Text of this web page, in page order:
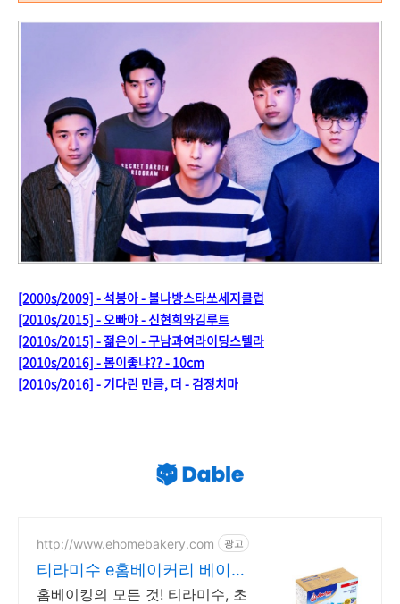
[2000s/2009] - 석봉아 - 불나방스타쏘세지클럽
[2010s/2015] - 오빠야 - 신현희와김루트
[2010s/2015] - 젊은이 - 구남과여라이딩스텔라
[2010s/2016] - 봄이좋냐?? - 10cm
[2010s/2016] - 기다린 만큼, 더 - 검정치마
http://www.ehomebakery.com 광고
티라미수 e홈베이커리 베이킹
재료 핫플레이스!
홈베이킹의 모든 것! 티라미수, 초